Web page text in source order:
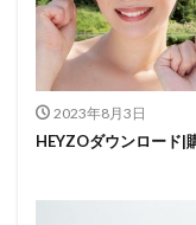
2023年8月3日
HEYZOダウンロード|